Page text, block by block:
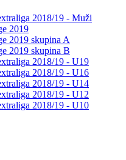
2018/19 - Muži
2019
2019 skupina A
2019 skupina B
2018/19 - U19
2018/19 - U16
2018/19 - U14
2018/19 - U12
2018/19 - U10